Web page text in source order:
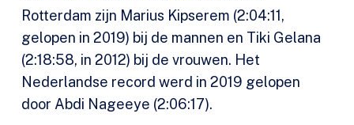
Rotterdam zijn Marius Kipserem (2:04:11,
gelopen in 2019) bij de mannen en Tiki Gelana
(2:18:58, in 2012) bij de vrouwen. Het
Nederlandse record werd in 2019 gelopen
door Abdi Nageeye (2:06:17).